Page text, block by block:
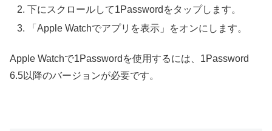
下にスクロールして1Passwordをタップします。
「Apple Watchでアプリを表示」をオンにします。
Apple Watchで1Passwordを使用するには、1Password
6.5以降のバージョンが必要です。